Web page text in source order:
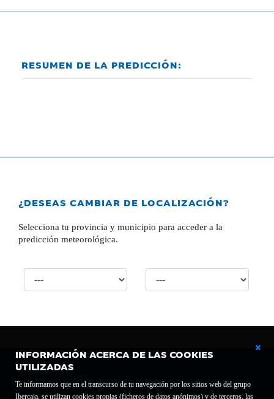
INFORMACIÓN ACERCA DE LAS COOKIES
UTILIZADAS
Te informamos que en el transcurso de tu navegación por los sitios web del grupo
Ibercaja, se utilizan cookies propias (ficheros de datos anónimos) y de terceros, las
RESUMEN DE LA PREDICCIÓN:
¿DESEAS CAMBIAR DE LOCALIZACIÓN?
Selecciona tu provincia y municipio para acceder a la
predicción meteorológica.